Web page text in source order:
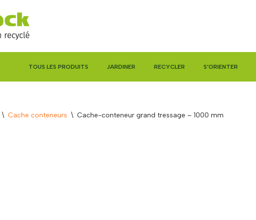
TOUS LES PRODUITS JARDINER RECYCLER S’ORIENTER
\ Cache conteneurs \ Cache-conteneur grand tressage – 1000 mm